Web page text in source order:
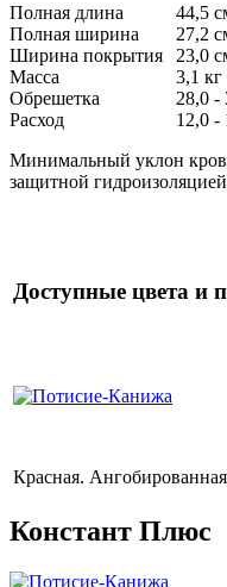
Полная длина
44,5
Полная ширина
27,2
Ширина покрытия
23,0
Масса
3,1 кг
Обрешетка
28,0 -
Расход
12,0 -
Минимальный уклон
защитной
Доступные цвета и
Красная. Ангобированная
Констант Плюс